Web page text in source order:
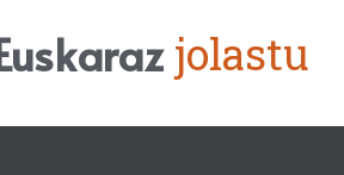
jolastu